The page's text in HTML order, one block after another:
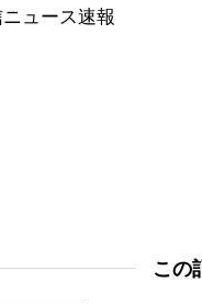
ュース速報
この